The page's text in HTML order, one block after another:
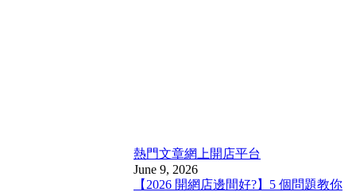
熱門文章網上開店平台
June 9, 2026
【2026 開網店邊間好?】5 個問題教你